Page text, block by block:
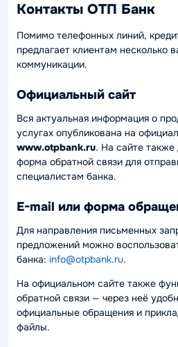
Контакты ОТП Банк
Помимо телефонных линий,
предлагает клиентам несколько
коммуникации.
Официальный сайт
Вся актуальная информация о
услугах опубликована на
www.otpbank.ru. На сайте также
форма обратной связи для
специалистам банка.
E-mail или форма
Для направления письменных
предложений можно
банка: info@otpbank.ru.
На официальном сайте также
обратной связи — через неё
официальные обращения и
файлы.